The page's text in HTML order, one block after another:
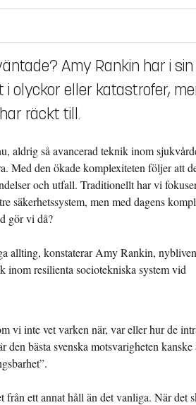
Amy Rankin har i
i olyckor eller katastrofer,
räckt till.
aldrig så avancerad teknik inom
Med den ökade komplexiteten följer att
och utfall. Traditionellt har vi
säkerhetssystem, men med dagens
gör vi då?
allting, konstaterar Amy Rankin, nybliven
resilienta sociotekniska system vid
vi inte vet varken när, var eller hur de
den bästa svenska motsvarigheten kanske
från ett annat håll än det vanliga. När det